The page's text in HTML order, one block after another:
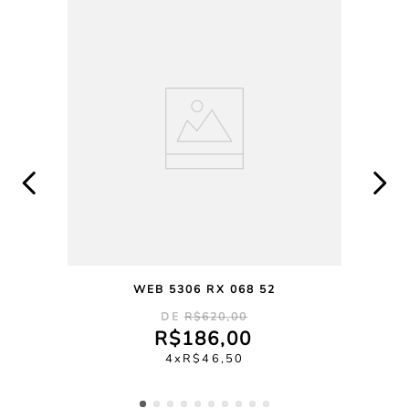
WEB 5306 RX 068 52
R$620,00
R$186,00
4 R$46,50